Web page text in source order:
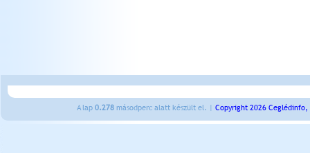
A lap 0.278 másodperc alatt készült el. | Copyright 2026